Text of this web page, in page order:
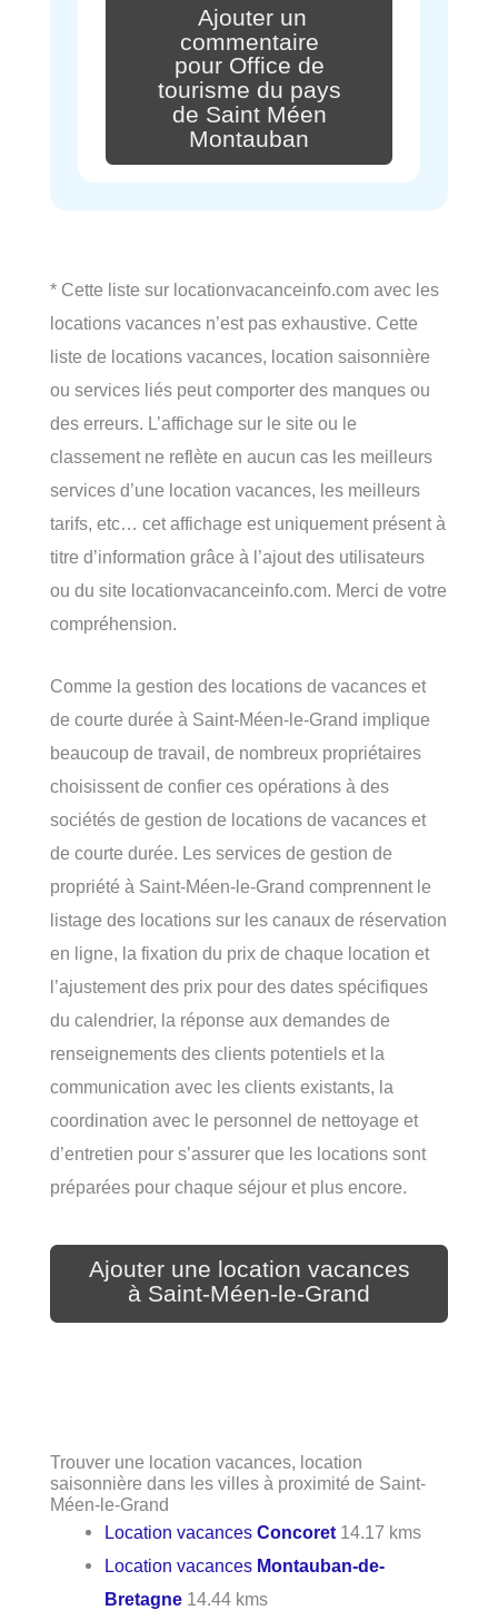
Ajouter un
commentaire
pour Office de
tourisme du pays
de Saint Méen
Montauban
* Cette liste sur locationvacanceinfo.com avec les
locations vacances n’est pas exhaustive. Cette
liste de locations vacances, location saisonnière
ou services liés peut comporter des manques ou
des erreurs. L’affichage sur le site ou le
classement ne reflète en aucun cas les meilleurs
services d’une location vacances, les meilleurs
tarifs, etc… cet affichage est uniquement présent à
titre d’information grâce à l’ajout des utilisateurs
ou du site locationvacanceinfo.com. Merci de votre
compréhension.
Comme la gestion des locations de vacances et
de courte durée à Saint-Méen-le-Grand implique
beaucoup de travail, de nombreux propriétaires
choisissent de confier ces opérations à des
sociétés de gestion de locations de vacances et
de courte durée. Les services de gestion de
propriété à Saint-Méen-le-Grand comprennent le
listage des locations sur les canaux de réservation
en ligne, la fixation du prix de chaque location et
l’ajustement des prix pour des dates spécifiques
du calendrier, la réponse aux demandes de
renseignements des clients potentiels et la
communication avec les clients existants, la
coordination avec le personnel de nettoyage et
d’entretien pour s’assurer que les locations sont
préparées pour chaque séjour et plus encore.
Ajouter une location vacances
à Saint-Méen-le-Grand
Trouver une location vacances, location
saisonnière dans les villes à proximité de Saint-
Méen-le-Grand
Location vacancesConcoret 14.17 kms
Location vacances Montauban-de-
Bretagne 14.44 kms